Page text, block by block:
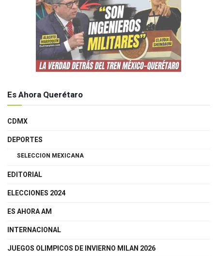
Es Ahora Querétaro
CDMX
DEPORTES
SELECCION MEXICANA
EDITORIAL
ELECCIONES 2024
ES AHORA AM
INTERNACIONAL
JUEGOS OLIMPICOS DE INVIERNO MILAN 2026